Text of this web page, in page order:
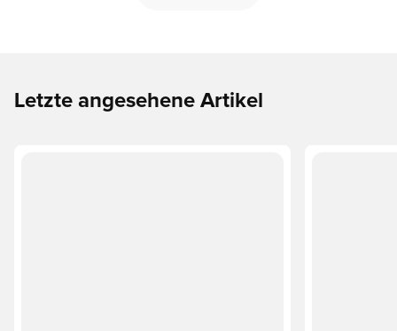
Letzte angesehene Artikel